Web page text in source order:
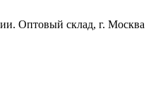
Оптовый склад, г. Москва